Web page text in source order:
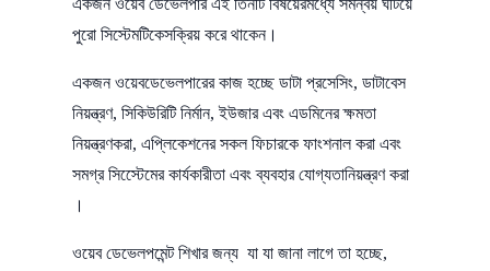
পুরো সিস্টেমটিকেসক্রিয় করে থাকেন।
একজন ওয়েবডেভেলপারের কাজ হচ্ছে ডাটা প্রসেসিং, ডাটাবেস
নিয়ন্ত্রণ, সিকিউরিটি নির্মান, ইউজার এবং এডমিনের ক্ষমতা
নিয়ন্ত্রণকরা, এপ্লিকেশনের সকল ফিচারকে ফাংশনাল করা এবং
সমগ্র সিস্টেেমের কার্যকারীতা এবং ব্যবহার যোগ্যতানিয়ন্ত্রণ করা
।
ওয়েব ডেভেলপমেন্ট শিখার জন্য যা যা জানা লাগে তা হচ্ছে,